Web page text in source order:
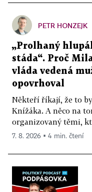
PETR HONZEJK
„Prolhaný
stáda“. Proč
vláda vedená
opovrhoval
Někteří říkají, že to
Knížáka. A něco na
organizovaný těmi,
7. 8. 2026 ▪ 4 min. čtení